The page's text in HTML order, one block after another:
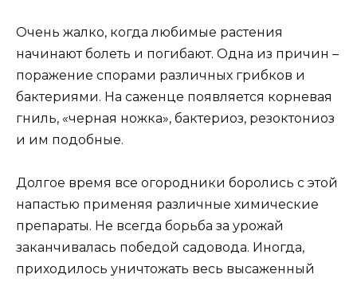
Очень жалко, когда любимые растения
начинают болеть и погибают. Одна из причин –
поражение спорами различных грибков и
бактериями. На саженце появляется корневая
гниль, «черная ножка», бактериоз, резоктониоз
и им подобные.
Долгое время все огородники боролись с этой
напастью применяя различные химические
препараты. Не всегда борьба за урожай
заканчивалась победой садовода. Иногда,
приходилось уничтожать весь высаженный